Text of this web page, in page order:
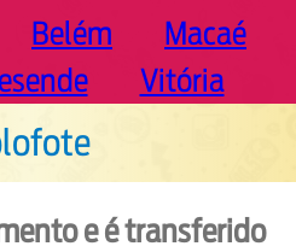
Belém
Macaé
Vitória
e é transferido